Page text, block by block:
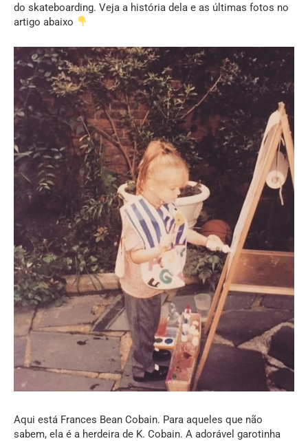
do skateboarding. Veja a história dela e as últimas fotos no
artigo abaixo
Aqui está Frances Bean Cobain. Para aqueles que não
sabem, ela é a herdeira de K. Cobain. A adorável garotinha